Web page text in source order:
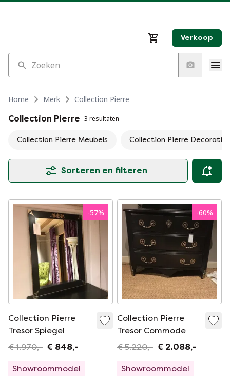
Verkoop
Zoeken
Home Merk
Collection Pierre
Collection Pierre 3 resultaten
Collection Pierre Meubels Collection Pierre Decoratie
Sorteren en filteren
-57%
Collection Pierre
Tresor Spiegel
€ 1.970,- € 848,-
Showroommodel
-60%
Collection Pierre
Tresor Commode
€ 5.220,- € 2.088,-
Showroommodel